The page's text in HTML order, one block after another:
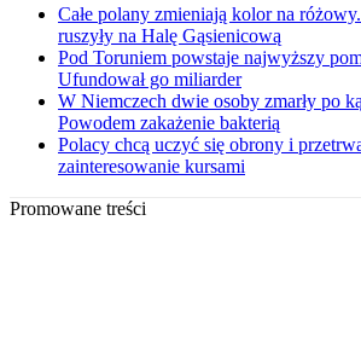
Całe polany zmieniają kolor na
ruszyły na Halę Gąsienicową
Pod Toruniem powstaje najwyższy
Ufundował go miliarder
W Niemczech dwie osoby zmarły po
Powodem zakażenie bakterią
Polacy chcą uczyć się obrony i
zainteresowanie kursami
Promowane treści